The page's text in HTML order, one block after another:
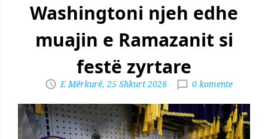
Washingtoni njeh edhe
muajin e Ramazanit si
festë zyrtare
E Mërkurë, 25 Shkurt 2026 0 komente